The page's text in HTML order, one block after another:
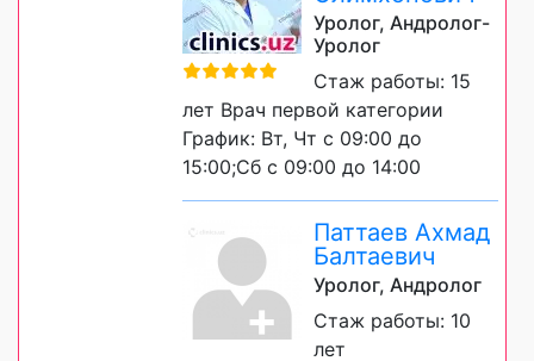
Уролог, Андролог-
Уролог
Стаж работы: 15
лет Врач первой категории
График: Вт, Чт с 09:00 до
15:00;Сб с 09:00 до 14:00
Паттаев Ахмад
Балтаевич
Уролог, Андролог
Стаж работы: 10
лет